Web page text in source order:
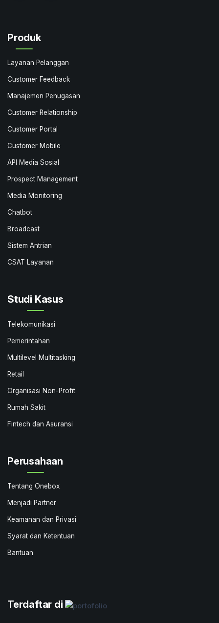
Produk
Layanan Pelanggan
Customer Feedback
Manajemen Penugasan
Customer Relationship
Customer Portal
Customer Mobile
API Media Sosial
Prospect Management
Media Monitoring
Chatbot
Broadcast
Sistem Antrian
CSAT Layanan
Studi Kasus
Telekomunikasi
Pemerintahan
Multilevel Multitasking
Retail
Organisasi Non-Profit
Rumah Sakit
Fintech dan Asuransi
Perusahaan
Tentang Onebox
Menjadi Partner
Keamanan dan Privasi
Syarat dan Ketentuan
Bantuan
Terdaftar di